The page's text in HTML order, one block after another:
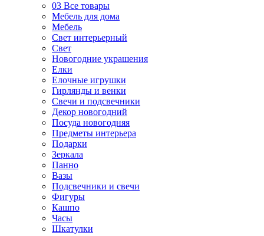
03 Все товары
Мебель для дома
Мебель
Свет интерьерный
Свет
Новогодние украшения
Елки
Елочные игрушки
Гирлянды и венки
Свечи и подсвечники
Декор новогодний
Посуда новогодняя
Предметы интерьера
Подарки
Зеркала
Панно
Вазы
Подсвечники и свечи
Фигуры
Кашпо
Часы
Шкатулки